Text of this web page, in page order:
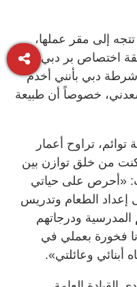
إلى مقر عملها،
اختصاص بر دبي،
دبي بأنني أخدم
خصوصاً أن طبيعة
توائم، تراوح أعمار
و17 عاماً، وتمكنت من خلق توازن بين
«أحرص على حياتي
إعداد الطعام وتدريس
المدرسية ودرجاتهم
فخورة بعملي في
وعائلتي».